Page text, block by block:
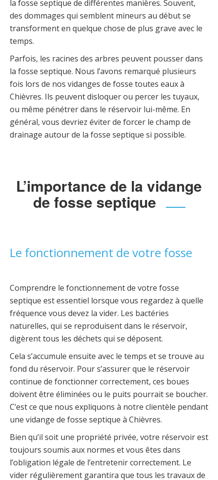
la fosse septique de différentes manières. Souvent,
des dommages qui semblent mineurs au début se
transforment en quelque chose de plus grave avec le
temps.
Parfois, les racines des arbres peuvent pousser dans
la fosse septique. Nous l’avons remarqué plusieurs
fois lors de nos vidanges de fosse toutes eaux à
Chièvres. Ils peuvent disloquer ou percer les tuyaux,
ou même pénétrer dans le réservoir lui-même. En
général, vous devriez éviter de forcer le champ de
drainage autour de la fosse septique si possible.
L’importance de la vidange
de fosse septique
Le fonctionnement de votre fosse
Comprendre le fonctionnement de votre fosse
septique est essentiel lorsque vous regardez à quelle
fréquence vous devez la vider. Les bactéries
naturelles, qui se reproduisent dans le réservoir,
digèrent tous les déchets qui se déposent.
Cela s’accumule ensuite avec le temps et se trouve au
fond du réservoir. Pour s’assurer que le réservoir
continue de fonctionner correctement, ces boues
doivent être éliminées ou le puits pourrait se boucher.
C’est ce que nous expliquons à notre clientèle pendant
une vidange de fosse septique à Chièvres.
Bien qu’il soit une propriété privée, votre réservoir est
toujours soumis aux normes et vous êtes dans
l’obligation légale de l’entretenir correctement. Le
vider régulièrement garantira que tous les travaux de